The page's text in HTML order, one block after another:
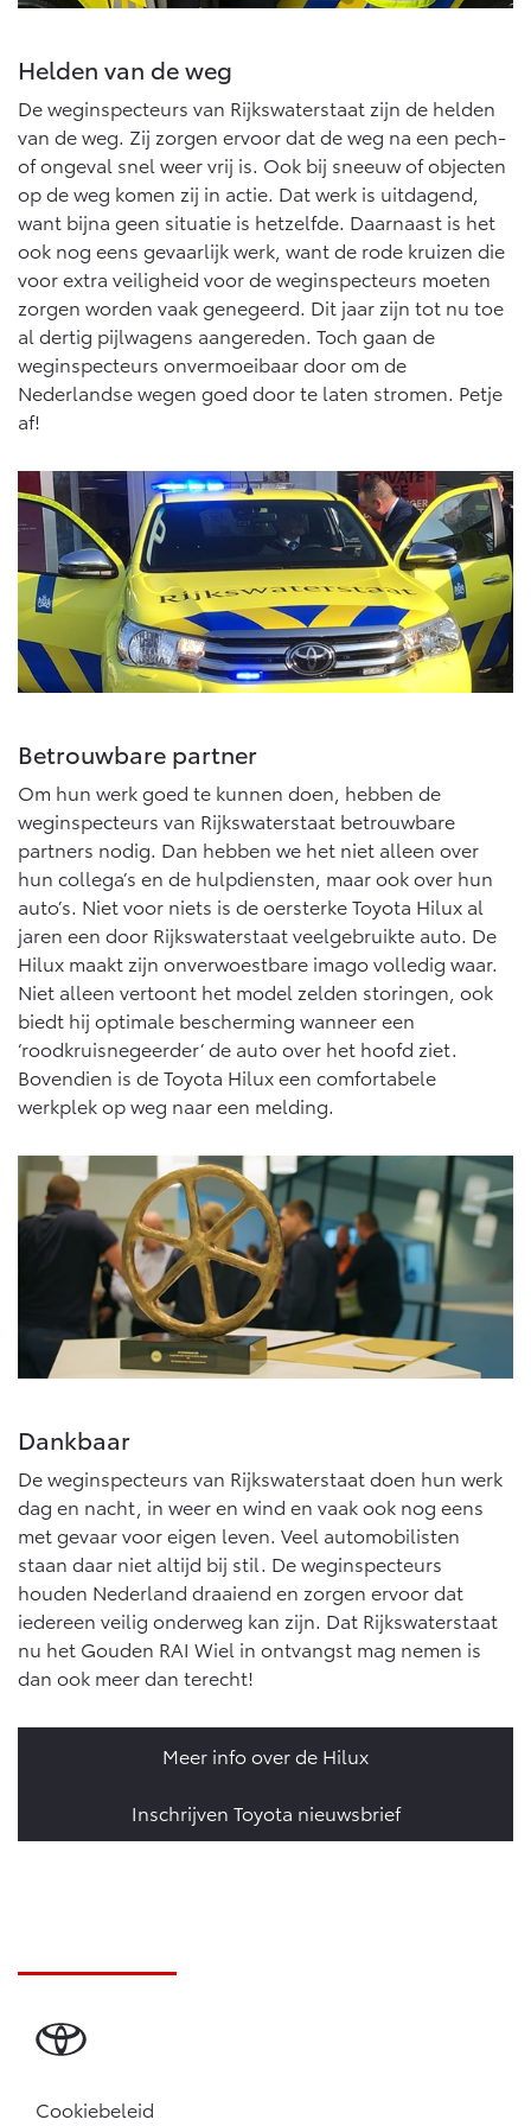
Corolla Cross
HYBRIDE
Vanaf € 39.995,-
HYBRIDE
Vanaf € 36.495,-
Toyota C-HR+
BATTERIJ-ELEKTRISCH
Vanaf € 37.995,-
RAV4
PLUG-IN HYBRIDE
Vanaf € 49.995,-
bZ4X
BATTERIJ-ELEKTRISCH
Vanaf € 39.995,-
bZ4X Touring
BATTERIJ-ELEKTRISCH
Vanaf € 48.995,-
Mirai
WATERSTOF-ELEKTRISCH
Vanaf € 76.695,-
Proace City (excl. BTW)
OOK ALS BATTERIJ-
ELEKTRISCH
Vanaf € 27.945,-
Proace (excl. BTW)
OOK ALS BATTERIJ-
ELEKTRISCH
Vanaf € 37.500,-
Proace Verso
BATTERIJ-ELEKTRISCH
Vanaf € 55.950,-
OOK ALS BATTERIJ-
Vanaf € 56.570,-
10 jaar batterijgarantie
Onderdelen & Accessoires
Onderdelen
Accessoires
Banden
Connected
Connected Services
MyToyota login
MyToyota App
Abonnementen
Multimedia
Connected check
Navigatie updates
Verzekeren
Toyota Autoverzekering
Toyota Hybride Autoverzekering
Bedrijfswagens op maat
Financieren of leasen
Verzekeren
Helden van de weg
De weginspecteurs van Rijkswaterstaat zijn de helden
van de weg. Zij zorgen ervoor dat de weg na een pech-
of ongeval snel weer vrij is. Ook bij sneeuw of objecten
op de weg komen zij in actie. Dat werk is uitdagend,
want bijna geen situatie is hetzelfde. Daarnaast is het
ook nog eens gevaarlijk werk, want de rode kruizen die
voor extra veiligheid voor de weginspecteurs moeten
zorgen worden vaak genegeerd. Dit jaar zijn tot nu toe
al dertig pijlwagens aangereden. Toch gaan de
weginspecteurs onvermoeibaar door om de
Nederlandse wegen goed door te laten stromen. Petje
af!
Betrouwbare partner
Om hun werk goed te kunnen doen, hebben de
weginspecteurs van Rijkswaterstaat betrouwbare
partners nodig. Dan hebben we het niet alleen over
hun collega’s en de hulpdiensten, maar ook over hun
auto’s. Niet voor niets is de oersterke Toyota Hilux al
jaren een door Rijkswaterstaat veelgebruikte auto. De
Hilux maakt zijn onverwoestbare imago volledig waar.
Niet alleen vertoont het model zelden storingen, ook
biedt hij optimale bescherming wanneer een
‘roodkruisnegeerder’ de auto over het hoofd ziet.
Bovendien is de Toyota Hilux een comfortabele
werkplek op weg naar een melding.
Dankbaar
De weginspecteurs van Rijkswaterstaat doen hun werk
dag en nacht, in weer en wind en vaak ook nog eens
met gevaar voor eigen leven. Veel automobilisten
staan daar niet altijd bij stil. De weginspecteurs
houden Nederland draaiend en zorgen ervoor dat
iedereen veilig onderweg kan zijn. Dat Rijkswaterstaat
nu het Gouden RAI Wiel in ontvangst mag nemen is
dan ook meer dan terecht!
Meer info over de Hilux
Inschrijven Toyota nieuwsbrief
Cookiebeleid